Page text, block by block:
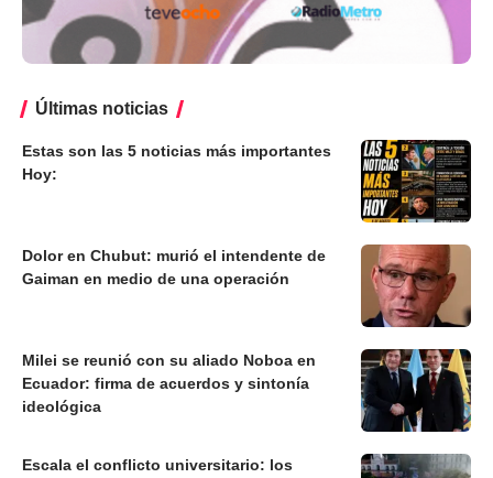
Últimas noticias
Estas son las 5 noticias más importantes
Hoy:
Dolor en Chubut: murió el intendente de
Gaiman en medio de una operación
Milei se reunió con su aliado Noboa en
Ecuador: firma de acuerdos y sintonía
ideológica
Escala el conflicto universitario: los